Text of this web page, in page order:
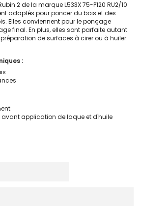
2 de la marque L533X 75-P120 RU2/10
adaptés pour poncer du bois et des
Elles conviennent pour le ponçage
final. En plus, elles sont parfaite autant
de surfaces à cirer ou à huiler.
:
application de laque et d'huile